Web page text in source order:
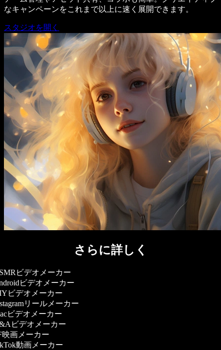
なキャンペーンをこれまで以上に速く展開できます。
スタジオを開く
さらに詳しく
ビデオメーカー
ビデオメーカー
ビデオメーカー
リールメーカー
ビデオメーカー
ビデオメーカー
画メーカー
動画メーカー